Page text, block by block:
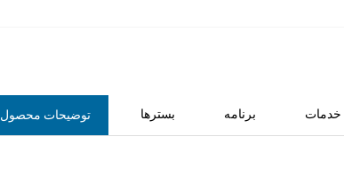
توضیحات محصول بسترها برنامه خدمات